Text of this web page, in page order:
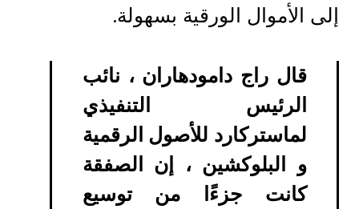
إلى الأموال الورقية بسهولة.
قال راج دامودهاران ، نائب
الرئيس التنفيذي
لماستركارد للأصول الرقمية
و البلوكشين ، إن الصفقة
كانت جزءًا من توسيع